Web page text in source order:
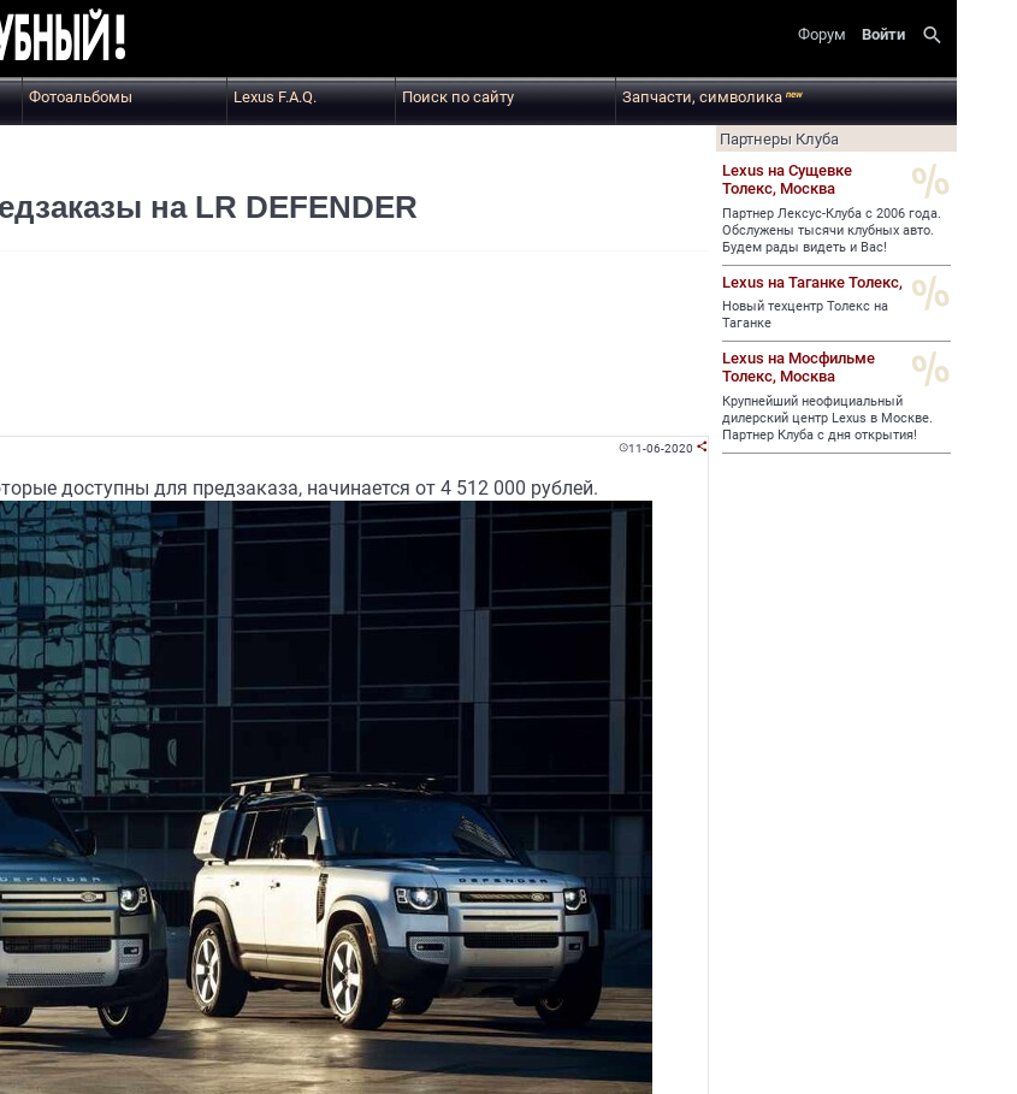
Форум Войти search
Фотоальбомы Lexus F.A.Q. Поиск по сайту Запчасти, символикаnew
на LR DEFENDER
11-06-2020 
доступны для предзаказа, начинается от 4 512 000 рублей.
Партнеры Клуба
Lexus на Сущевке
Толекс, Москва
Партнер Лексус-Клуба с 2006 года.
Обслужены тысячи клубных авто.
Будем рады видеть и Вас!
Lexus на Таганке Толекс,
Новый техцентр Толекс на
Таганке
Lexus на Мосфильме
Толекс, Москва
Крупнейший неофициальный
дилерский центр Lexus в Москве.
Партнер Клуба с дня открытия!